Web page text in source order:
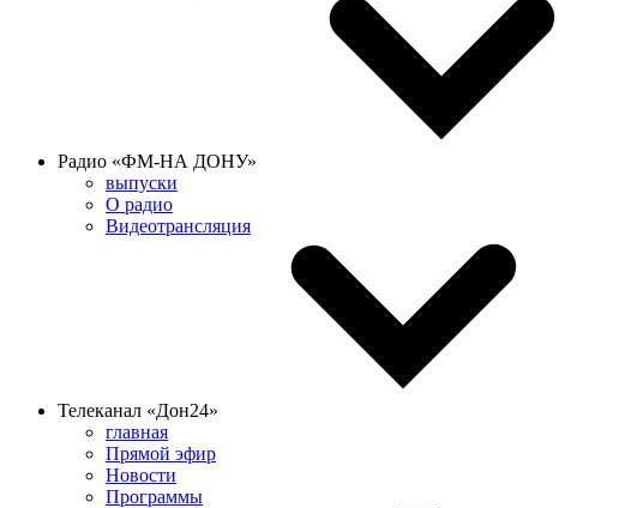
Радио «ФМ-НА ДОНУ»
выпуски
О радио
Видеотрансляция
Телеканал «Дон24»
главная
Прямой эфир
Новости
Программы